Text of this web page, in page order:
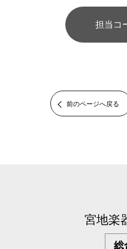
担当コ
前のページへ戻る
宮地楽
総